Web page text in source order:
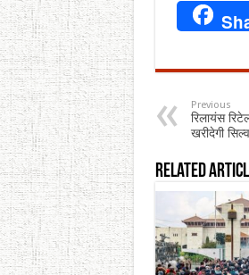
Previous
रिलायंस
खरीदेगी
Related